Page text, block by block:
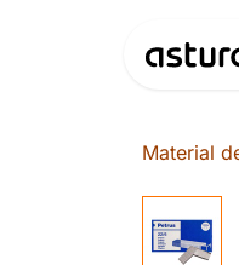
Material